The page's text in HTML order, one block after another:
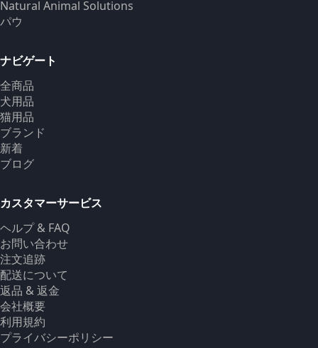
Natural Animal Solutions
パウ
ナビゲート
全商品
犬用品
猫用品
ブランド
新着
ブログ
カスタマーサービス
ヘルプ & FAQ
お問い合わせ
注文追跡
配送について
返品 & 返金
会社概要
利用規約
プライバシーポリシー